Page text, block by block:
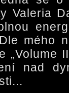
Valeria
mého
„Volume
nad